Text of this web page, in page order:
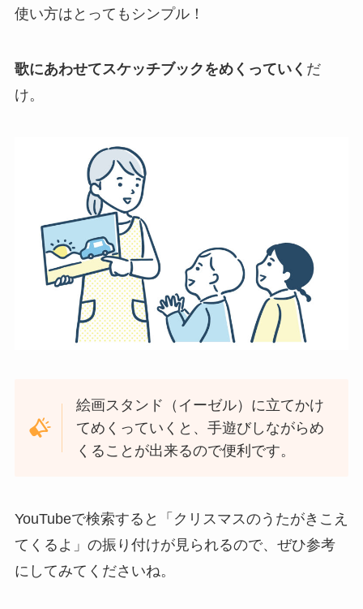
使い方はとってもシンプル！
歌にあわせてスケッチブックをめくっていく だ
け。
絵画スタンド（イーゼル）に立てかけ
てめくっていくと、手遊びしながらめ
くることが出来るので便利です。
YouTubeで検索すると「クリスマスのうたがきこえ
てくるよ」の振り付けが見られるので、ぜひ参考
にしてみてくださいね。